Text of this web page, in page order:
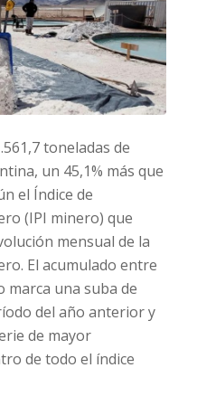
toneladas de
un 45,1% más que
el Índice de
(IPI minero) que
mensual de la
El acumulado entre
marca una suba de
del año anterior y
de mayor
de todo el índice